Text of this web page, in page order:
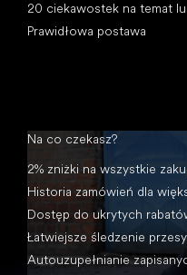
20 ciekawostek na temat
Prawidłowa postawa
Na co czekasz?
2% zniżki na wszystkie
Historia zamówień dla
Dostęp do ukrytych
Łatwiejsze śledzenie
Autouzupełnianie